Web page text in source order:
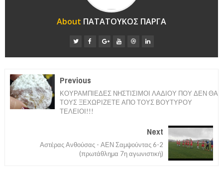
About ΠΑΤΑΤΟΥΚΟΣ ΠΑΡΓΑ
Previous
ΚΟΥΡΑΜΠΙΕΔΕΣ ΝΗΣΤΙΣΙΜΟΙ ΛΑΔΙΟΥ ΠΟΥ ΔΕΝ ΘΑ
ΤΟΥΣ ΞΕΧΩΡΙΖΕΤΕ ΑΠΟ ΤΟΥΣ ΒΟΥΤΥΡΟΥ
ΤΕΛΕΙΟΙ!!!
Next
Aστέρας Ανθούσας - ΑΕΝ Σαμψούντας 6-2
(πρωτάθλημα 7η αγωνιστική)